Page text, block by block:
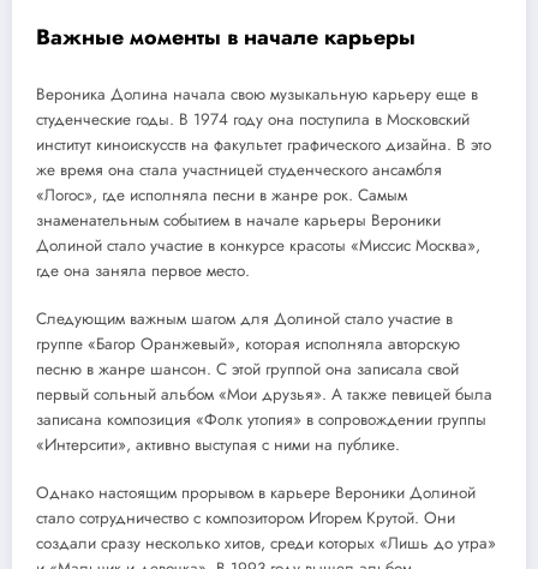
Важные моменты в начале карьеры
Вероника Долина начала свою музыкальную карьеру еще в
студенческие годы. В 1974 году она поступила в Московский
институт киноискусств на факультет графического дизайна. В это
же время она стала участницей студенческого ансамбля
«Логос», где исполняла песни в жанре рок. Самым
знаменательным событием в начале карьеры Вероники
Долиной стало участие в конкурсе красоты «Миссис Москва»,
где она заняла первое место.
Следующим важным шагом для Долиной стало участие в
группе «Багор Оранжевый», которая исполняла авторскую
песню в жанре шансон. С этой группой она записала свой
первый сольный альбом «Мои друзья». А также певицей была
записана композиция «Фолк утопия» в сопровождении группы
«Интерсити», активно выступая с ними на публике.
Однако настоящим прорывом в карьере Вероники Долиной
стало сотрудничество с композитором Игорем Крутой. Они
создали сразу несколько хитов, среди которых «Лишь до утра»